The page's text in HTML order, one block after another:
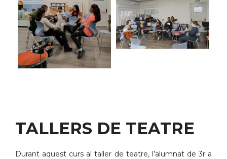
TALLERS DE TEATRE
Durant aquest curs al taller de teatre, l’alumnat de 3r a